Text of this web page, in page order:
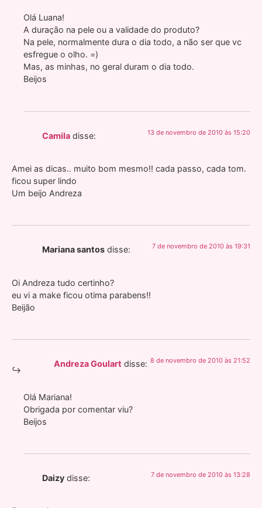
Olá Luana!
A duração na pele ou a validade do produto?
Na pele, normalmente dura o dia todo, a não ser que vc
esfregue o olho. =)
Mas, as minhas, no geral duram o dia todo.
Beijos
Camila disse: 13 de novembro de 2010 às 15:20
Amei as dicas.. muito bom mesmo!! cada passo, cada tom.
ficou super lindo
Um beijo Andreza
Mariana santos disse: 7 de novembro de 2010 às 19:31
Oi Andreza tudo certinho?
eu vi a make ficou otima parabens!!
Beijão
Andreza Goulart disse: 8 de novembro de 2010 às 21:52
Olá Mariana!
Obrigada por comentar viu?
Beijos
Daizy disse: 7 de novembro de 2010 às 13:28